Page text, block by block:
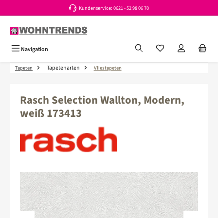
Kundenservice: 0621 - 52 98 06 70
Navigation Du hast 0 Produkte
Tapeten Tapetenarten Vliestapeten
Rasch Selection Wallton, Modern,
weiß 173413
Bildergalerie überspringen